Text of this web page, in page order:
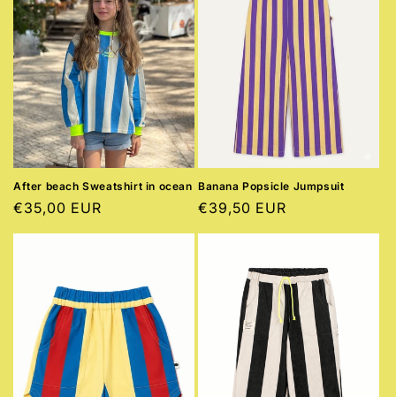
After beach Sweatshirt in ocean
Preço
normal
€35,00 EUR
Banana Popsicle Jumpsuit
Preço
normal
€39,50 EUR